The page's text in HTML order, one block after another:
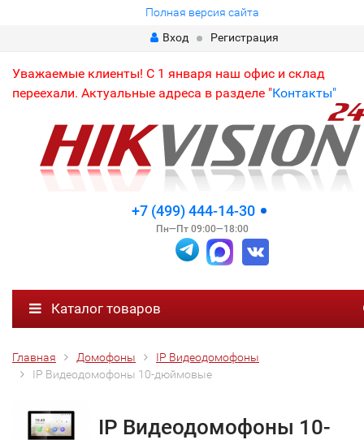
Полная версия сайта
Вход
Регистрация
Уважаемые клиенты! С 1 января наш офис и склад
переехали. Актуальные адреса в разделе "Контакты"
+7 (499) 444-14-30
Пн—Пт 09:00—18:00
Каталог товаров
Главная Домофоны
IP Видеодомофоны
IP Видеодомофоны 10-дюймовые
IP Видеодомофоны 10-